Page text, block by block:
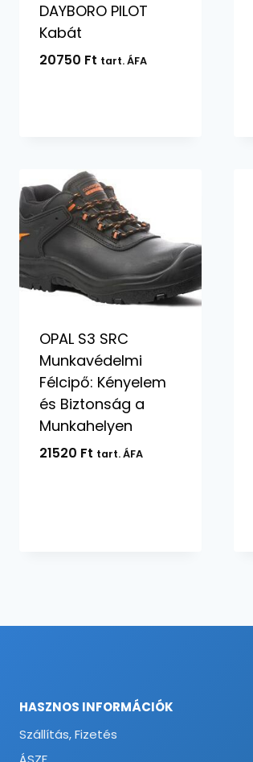
DAYBORO PILOT
Kabát
20750 Ft tart. ÁFA
OPAL S3 SRC
Munkavédelmi
Félcipő: Kényelem
és Biztonság a
Munkahelyen
21520 Ft tart. ÁFA
HASZNOS INFORMÁCIÓK
Szállítás, Fizetés